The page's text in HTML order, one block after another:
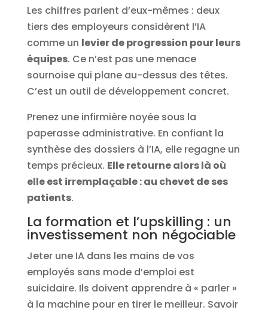
Les chiffres parlent d’eux-mêmes : deux
tiers des employeurs considèrent l’IA
comme un levier de progression pour leurs
équipes. Ce n’est pas une menace
sournoise qui plane au-dessus des têtes.
C’est un outil de développement concret.
Prenez une infirmière noyée sous la
paperasse administrative. En confiant la
synthèse des dossiers à l’IA, elle regagne un
temps précieux. Elle retourne alors là où
elle est irremplaçable : au chevet de ses
patients.
La formation et l’upskilling : un
investissement non négociable
Jeter une IA dans les mains de vos
employés sans mode d’emploi est
suicidaire. Ils doivent apprendre à « parler »
à la machine pour en tirer le meilleur. Savoir